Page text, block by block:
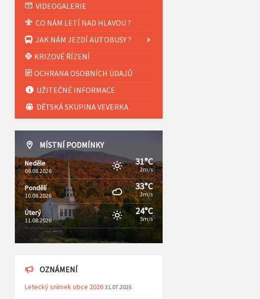
VIDEOGALERIE
CO NÁM LETÍ NAD HLAVOU ?
JAK NÁM JEZDÍ AUTOBUSY ?
KRIZOVÉ ŘÍZENÍ
OCHRANA OSOBNÍCH ÚDAJŮ
UŽITEČNÉ INFORMACE
DĚTSKÁ SKUPINA VEVERKA
MÍSTNÍ PODMÍNKY
Neděle
09.08.2026
31°C
2m/s
Pondělí
10.08.2026
33°C
3m/s
Úterý
11.08.2026
24°C
5m/s
OZNÁMENÍ
Letecký snímek obce 2026 31.07.2026